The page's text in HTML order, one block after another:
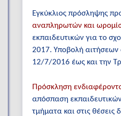
Εγκύκλιος πρόσληψης
αναπληρωτών και
εκπαιδευτικών για το
2017. Υποβολή αιτήσεων
12/7/2016 έως και την
Πρόσκληση
απόσπαση
τμήματα και στις θέσεις